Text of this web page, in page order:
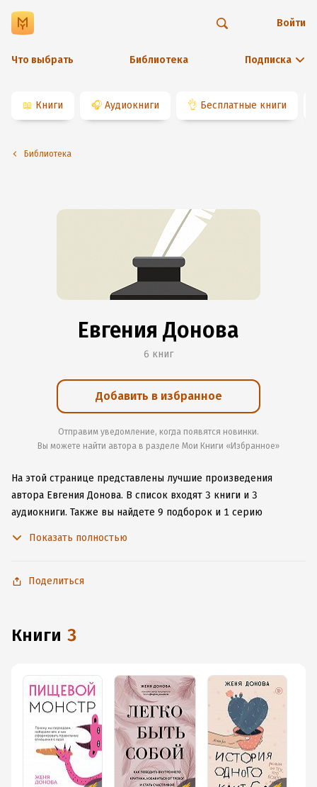
Что выбрать Библиотека Подписка
Войти
📖 Книги 🎧 Аудиокниги 👌 Бесплатные книги
Библиотека
Евгения Донова
6 книг
Добавить в избранное
Отправим уведомление, когда появятся новинки.
Вы можете найти автора в разделе Мои Книги «Избранное»
На этой странице представлены лучшие произведения
автора Евгения Донова. В список входят 3 книги и 3
аудиокниги. Также вы найдете 9 подборок и 1 серию
приложение для iOS или Android, чтобы не расставаться
Показать полностью
Поделиться
книги 3